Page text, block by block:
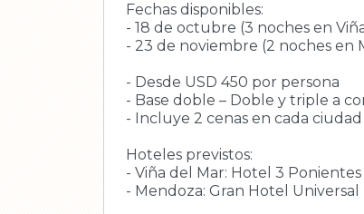
Fechas disponibles:
- 18 de octubre (3 noches en
- 23 de noviembre (2 noches en
- Desde USD 450 por persona
- Base doble – Doble y triple a
- Incluye 2 cenas en cada ciudad
Hoteles previstos:
- Viña del Mar: Hotel 3
- Mendoza: Gran Hotel